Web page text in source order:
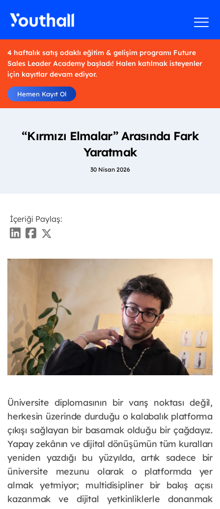
4 haftalık satış odaklı eğitim & gelişim programı Future
Sales Leader Academy başladı! Halen katılmak isteyenler
için kayıtlar devam ediyor.
Hemen Kayıt Ol
“Kırmızı Elmalar” Arasında Fark
Yaratmak
30 Nisan 2026
İçeriği Paylaş:
Üniversite diplomasının bir varış noktası değil,
herkesin üzerinde durduğu o kalabalık platforma
çıkışı sağlayan bir basamak olduğu bir çağdayız.
Yapay zekânın ve dijital dönüşümün tüm kuralları
yeniden yazdığı bu yüzyılda, artık sadece bir
üniversite mezunu olarak o platformda yer
almak yetmiyor; multidisipliner bir bakış açısı
kazanmak ve dijital yetkinliklerle donanmak